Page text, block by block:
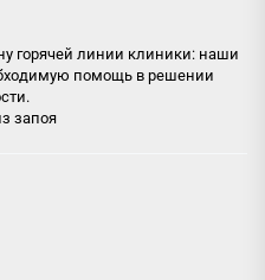
горячей линии клиники: наши
помощь в решении
запоя